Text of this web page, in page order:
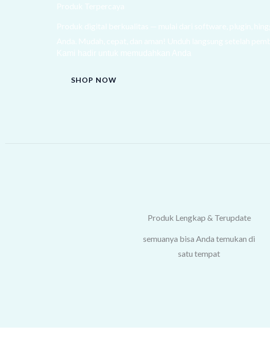
SHOP NOW
Produk Lengkap & Terupdate
semuanya bisa Anda temukan di
satu tempat